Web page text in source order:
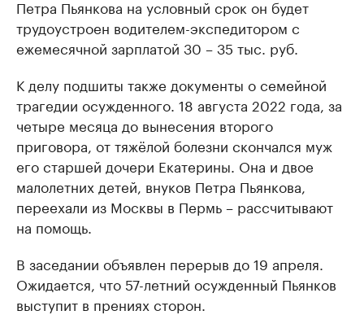
Петра Пьянкова на условный срок он будет
трудоустроен водителем-экспедитором с
ежемесячной зарплатой 30 – 35 тыс. руб.
К делу подшиты также документы о семейной
трагедии осужденного. 18 августа 2022 года, за
четыре месяца до вынесения второго
приговора, от тяжёлой болезни скончался муж
его старшей дочери Екатерины. Она и двое
малолетних детей, внуков Петра Пьянкова,
переехали из Москвы в Пермь – рассчитывают
на помощь.
В заседании объявлен перерыв до 19 апреля.
Ожидается, что 57-летний осужденный Пьянков
выступит в прениях сторон.